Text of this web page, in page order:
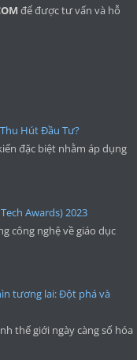
để được tư vấn và hỗ
Hút Đầu Tư?
đặc biệt nhằm áp dụng
Awards) 2023
công nghệ về giáo dục
tương lai: Đột phá và
thế giới ngày càng số hóa